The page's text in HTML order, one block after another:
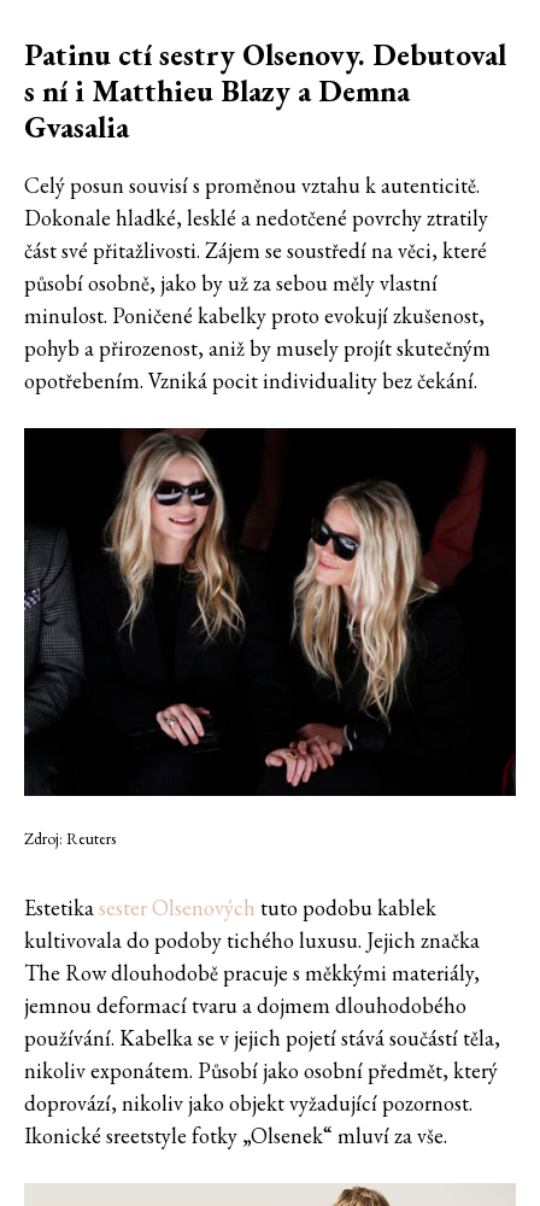
Patinu ctí sestry Olsenovy. Debutoval
s ní i Matthieu Blazy a Demna
Gvasalia
Celý posun souvisí s proměnou vztahu k autenticitě.
Dokonale hladké, lesklé a nedotčené povrchy ztratily
část své přitažlivosti. Zájem se soustředí na věci, které
působí osobně, jako by už za sebou měly vlastní
minulost. Poničené kabelky proto evokují zkušenost,
pohyb a přirozenost, aniž by musely projít skutečným
opotřebením. Vzniká pocit individuality bez čekání.
Zdroj: Reuters
Estetikasester Olsenových tuto podobu kablek
kultivovala do podoby tichého luxusu. Jejich značka
The Row dlouhodobě pracuje s měkkými materiály,
jemnou deformací tvaru a dojmem dlouhodobého
používání. Kabelka se v jejich pojetí stává součástí těla,
nikoliv exponátem. Působí jako osobní předmět, který
doprovází, nikoliv jako objekt vyžadující pozornost.
Ikonické sreetstyle fotky „Olsenek“ mluví za vše.